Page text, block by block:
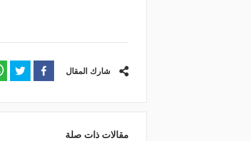
شارك المقال
مقالات ذات صلة